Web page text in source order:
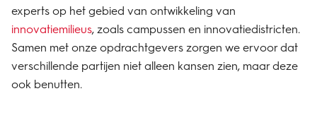
experts op het gebied van ontwikkeling van
innovatiemilieus, zoals campussen en innovatiedistricten.
Samen met onze opdrachtgevers zorgen we ervoor dat
verschillende partijen niet alleen kansen zien, maar deze
ook benutten.